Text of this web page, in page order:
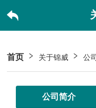
首页 关于锦威 公
公司简介